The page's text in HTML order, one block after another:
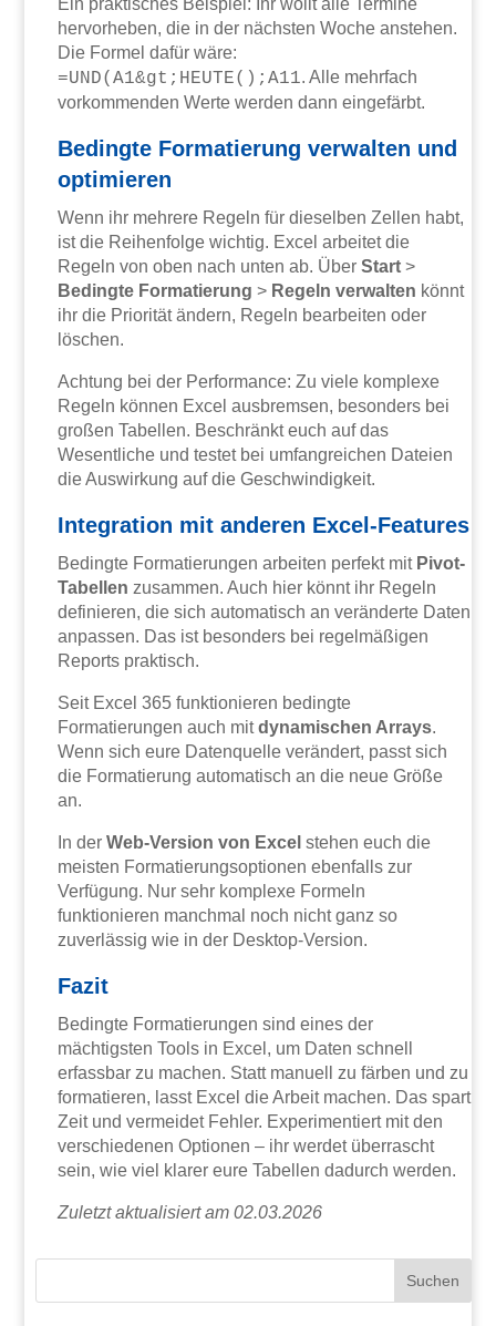
Ein praktisches Beispiel: Ihr wollt alle Termine
hervorheben, die in der nächsten Woche anstehen.
Die Formel dafür wäre:
=UND(A1&gt;HEUTE();A11. Alle mehrfach
vorkommenden Werte werden dann eingefärbt.
Bedingte Formatierung verwalten und
optimieren
Wenn ihr mehrere Regeln für dieselben Zellen habt,
ist die Reihenfolge wichtig. Excel arbeitet die
Regeln von oben nach unten ab. ÜberStart >
Bedingte Formatierung > Regeln verwalten könnt
ihr die Priorität ändern, Regeln bearbeiten oder
löschen.
Achtung bei der Performance: Zu viele komplexe
Regeln können Excel ausbremsen, besonders bei
großen Tabellen. Beschränkt euch auf das
Wesentliche und testet bei umfangreichen Dateien
die Auswirkung auf die Geschwindigkeit.
Integration mit anderen Excel-Features
Bedingte Formatierungen arbeiten perfekt mit Pivot-
Tabellen zusammen. Auch hier könnt ihr Regeln
definieren, die sich automatisch an veränderte Daten
anpassen. Das ist besonders bei regelmäßigen
Reports praktisch.
Seit Excel 365 funktionieren bedingte
Formatierungen auch mitdynamischen Arrays.
Wenn sich eure Datenquelle verändert, passt sich
die Formatierung automatisch an die neue Größe
an.
In derWeb-Version von Excel stehen euch die
meisten Formatierungsoptionen ebenfalls zur
Verfügung. Nur sehr komplexe Formeln
funktionieren manchmal noch nicht ganz so
zuverlässig wie in der Desktop-Version.
Fazit
Bedingte Formatierungen sind eines der
mächtigsten Tools in Excel, um Daten schnell
erfassbar zu machen. Statt manuell zu färben und zu
formatieren, lasst Excel die Arbeit machen. Das spart
Zeit und vermeidet Fehler. Experimentiert mit den
verschiedenen Optionen – ihr werdet überrascht
sein, wie viel klarer eure Tabellen dadurch werden.
Zuletzt aktualisiert am 02.03.2026